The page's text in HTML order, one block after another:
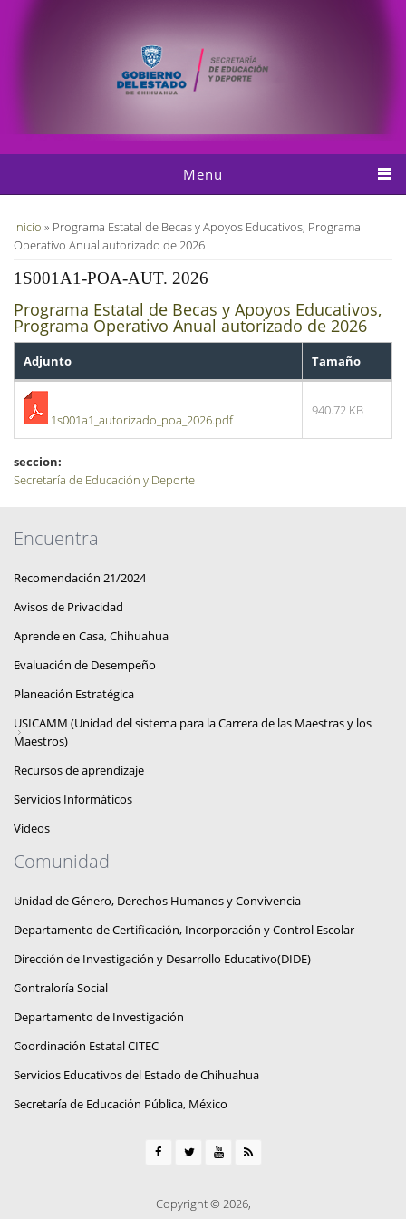
Menu
Usted está aquí
Inicio » Programa Estatal de Becas y Apoyos Educativos, Programa
Operativo Anual autorizado de 2026
1S001A1-POA-AUT. 2026
Programa Estatal de Becas y Apoyos Educativos,
Programa Operativo Anual autorizado de 2026
Adjunto Tamaño
1s001a1_autorizado_poa_2026.pdf
940.72 KB
seccion:
Secretaría de Educación y Deporte
Encuentra
Recomendación 21/2024
Avisos de Privacidad
Aprende en Casa, Chihuahua
Evaluación de Desempeño
Planeación Estratégica
USICAMM (Unidad del sistema para la Carrera de las Maestras y los
Maestros)
Recursos de aprendizaje
Servicios Informáticos
Videos
Comunidad
Unidad de Género, Derechos Humanos y Convivencia
Departamento de Certificación, Incorporación y Control Escolar
Dirección de Investigación y Desarrollo Educativo(DIDE)
Contraloría Social
Departamento de Investigación
Coordinación Estatal CITEC
Servicios Educativos del Estado de Chihuahua
Secretaría de Educación Pública, México
Copyright © 2026,